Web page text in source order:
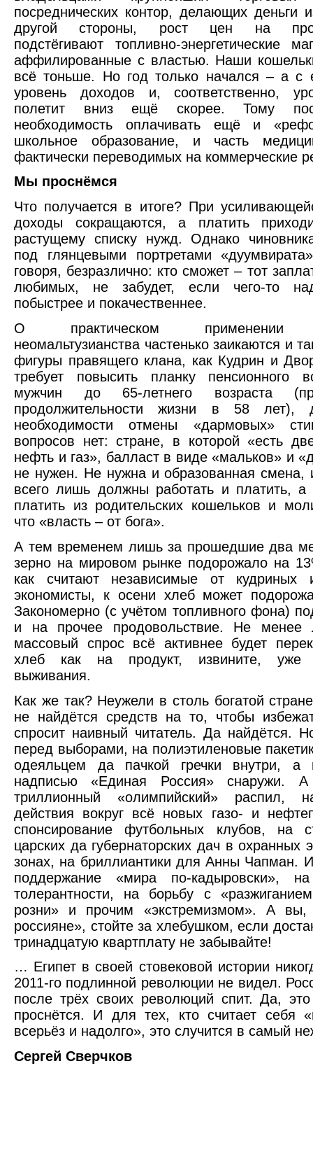
посреднических контор, делающих деньги
другой стороны, рост цен на
подстёгивают топливно-энергетические
аффилированные с властью. Наши
всё тоньше. Но год только начался – а с
уровень доходов и, соответственно,
полетит вниз ещё скорее. Тому
необходимость оплачивать ещё и
школьное образование, и часть
фактически переводимых на коммерческие
Мы проснёмся
Что получается в итоге? При
доходы сокращаются, а платить
растущему списку нужд. Однако
под глянцевыми портретами
говоря, безразлично: кто сможет – тот
любимых, не забудет, если чего-то
побыстрее и покачественнее.
О практическом применении
неомальтузианства частенько заикаются и
фигуры правящего клана, как Кудрин и
требует повысить планку пенсионного
мужчин до 65-летнего возраста
продолжительности жизни в 58
необходимости отмены «дармовых»
вопросов нет: стране, в которой «есть
нефть и газ», балласт в виде «мальков» и
не нужен. Не нужна и образованная смена,
всего лишь должны работать и платить, а
платить из родительских кошельков и
что «власть – от бога».
А тем временем лишь за прошедшие два
зерно на мировом рынке подорожало на
как считают независимые от кудриных
экономисты, к осени хлеб может
Закономерно (с учётом топливного фона)
и на прочее продовольствие. Не менее
массовый спрос всё активнее будет
хлеб как на продукт, извините, уже
выживания.
Как же так? Неужели в столь богатой
не найдётся средств на то, чтобы
спросит наивный читатель. Да найдётся.
перед выборами, на полиэтиленовые
одеяльцем да пачкой гречки внутри, а
надписью «Единая Россия»
триллионный «олимпийский» распил,
действия вокруг всё новых газо- и
спонсирование футбольных клубов, на
царских да губернаторских дач в охранных
зонах, на бриллиантики для Анны Чапман.
поддержание «мира по-кадыровски», на
толерантности, на борьбу с
розни» и прочим «экстремизмом». А вы,
россияне», стойте за хлебушком, если
тринадцатую квартплату не забывайте!
… Египет в своей стовековой истории
2011-го подлинной революции не видел.
после трёх своих революций спит. Да,
проснётся. И для тех, кто считает себя
всерьёз и надолго», это случится в самый
Сергей Сверчков